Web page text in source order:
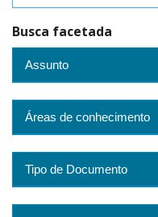
Busca facetada
Assunto
Áreas de conhecimento
Tipo de Documento